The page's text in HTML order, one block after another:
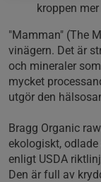
kroppen
"Mamman" (The
vinägern. Det är
och mineraler
mycket
utgör den
Bragg Organic
ekologiskt,
enligt USDA
Den är full av